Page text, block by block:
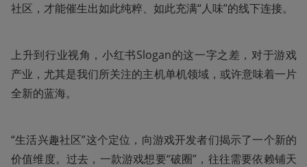
社区，才能催生出如此纯粹、如此充满“人味”的线下连接。
上升到行业视角，小红书Slogan的这一字之差，对于游戏
产业，尤其是我们所关注的主机单机领域，或许意味着一片
全新的蓝海。
“生活兴趣社区”这个定位，向游戏开发者们揭示了一个新的
价值维度。过去，一款游戏想要“破圈”，往往需要依赖铺天